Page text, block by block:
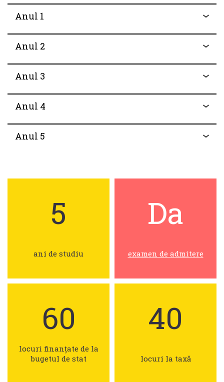
Anul 1
Anul 2
Anul 3
Anul 4
Anul 5
5
ani de studiu
Da
examen de admitere
60
locuri finanțate de la
bugetul de stat
40
locuri la taxă